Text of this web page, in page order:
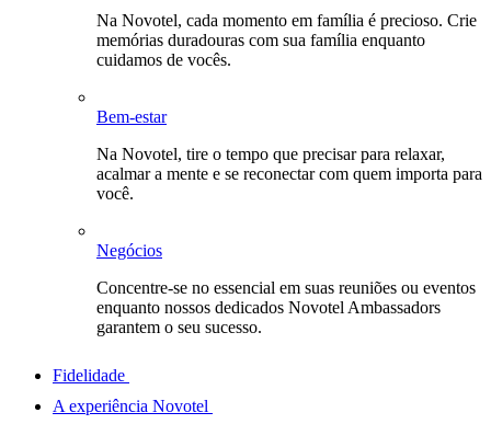
Na Novotel, cada momento em família é precioso. Crie
memórias duradouras com sua família enquanto
cuidamos de vocês.
Bem-estar
Na Novotel, tire o tempo que precisar para relaxar,
acalmar a mente e se reconectar com quem importa para
você.
Negócios
Concentre-se no essencial em suas reuniões ou eventos
enquanto nossos dedicados Novotel Ambassadors
garantem o seu sucesso.
Fidelidade
A experiência Novotel